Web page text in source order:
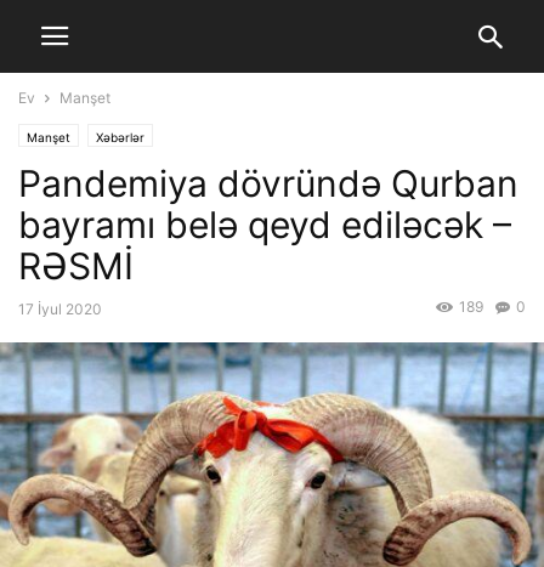
Ev Manşet
Manşet Xəbərlər
Pandemiya dövründə Qurban
bayramı belə qeyd ediləcək –
RƏSMİ
17 İyul 2020 0
189